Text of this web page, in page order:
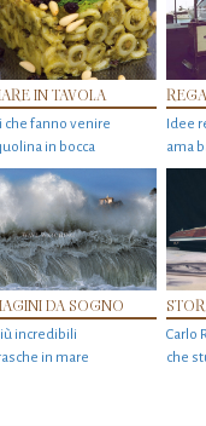
IN TAVOLA
che fanno venire
in bocca
Idee
ama
DA SOGNO
incredibili
in mare
Carlo
che